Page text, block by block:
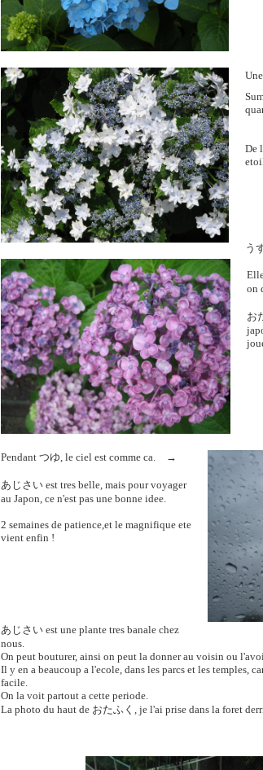
De
う
on
お
Pendant つゆ , le ciel est comme ca. →
あじさい est tres belle, mais pour voyager
au Japon, ce n'est pas une bonne idee.
2 semaines de patience,et le magnifique ete
vient enfin !
あじさい est une plante tres banale chez
nous.
On peut bouturer, ainsi on peut la donner au voisin ou
Il y en a beaucoup a l'ecole, dans les parcs et les temples,
facile.
On la voit partout a cette periode.
La photo du haut de おたふく , je l'ai prise dans la foret